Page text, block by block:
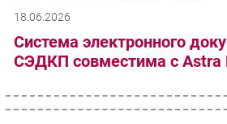
18.06.2026
Система электронного
СЭДКП совместима с Astra